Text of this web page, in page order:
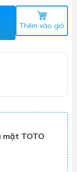
Thêm vào giỏ
mặt TOTO